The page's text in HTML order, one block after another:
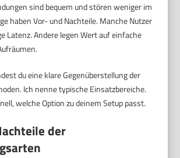
sind bequem und stören weniger im
haben Vor- und Nachteile. Manche Nutzer
Latenz. Andere legen Wert auf einfache
du eine klare Gegenüberstellung der
Ich nenne typische Einsatzbereiche.
welche Option zu deinem Setup passt.
der